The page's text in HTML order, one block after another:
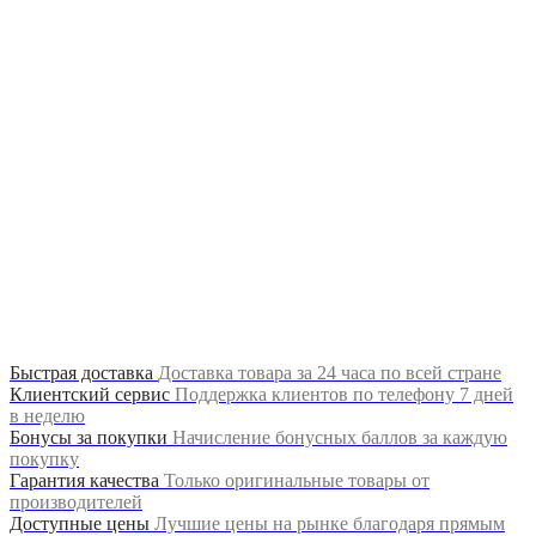
Быстрая доставка Доставка товара за 24 часа по всей стране
Клиентский сервис Поддержка клиентов по телефону 7 дней
в неделю
Бонусы за покупки Начисление бонусных баллов за каждую
покупку
Гарантия качества Только оригинальные товары от
производителей
Доступные цены Лучшие цены на рынке благодаря прямым